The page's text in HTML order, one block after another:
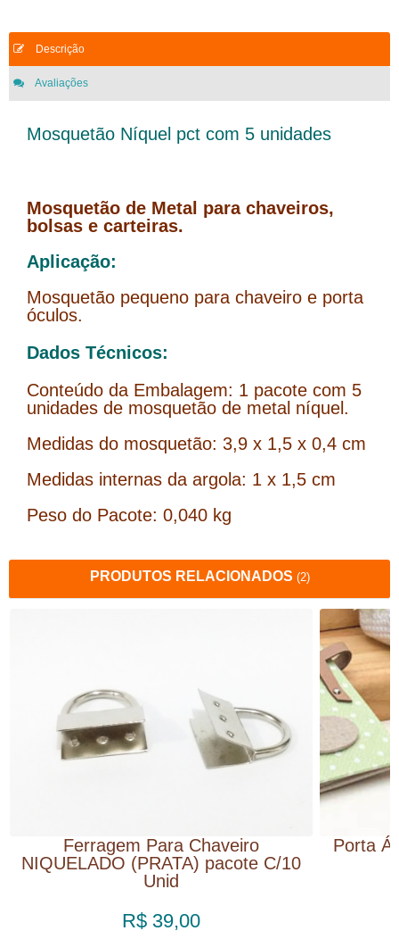
Descrição
Avaliações
Mosquetão Níquel pct com 5 unidades
Mosquetão de Metal para chaveiros,
bolsas e carteiras.
Aplicação:
Mosquetão pequeno para chaveiro e porta
óculos.
Dados Técnicos:
Conteúdo da Embalagem: 1 pacote com 5
unidades de mosquetão de metal níquel.
Medidas do mosquetão: 3,9 x 1,5 x 0,4 cm
Medidas internas da argola: 1 x 1,5 cm
Peso do Pacote: 0,040 kg
PRODUTOS RELACIONADOS (2)
Ferragem Para Chaveiro
NIQUELADO (PRATA) pacote C/10
Unid
R$ 39,00
Porta